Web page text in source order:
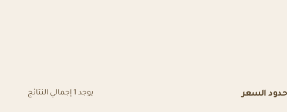
يوجد 1 إجمالي النتائج حدود السعر